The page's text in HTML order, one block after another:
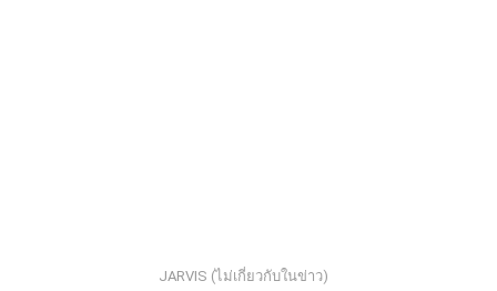
JARVIS (ไม่เกี่ยวกับในข่าว)